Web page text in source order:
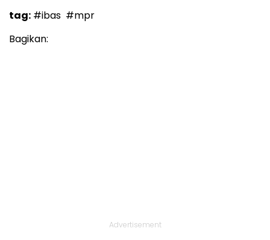
tag: #ibas #mpr
Bagikan:
Advertisement